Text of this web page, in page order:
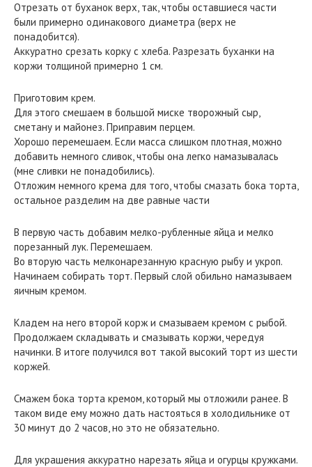
Отрезать от буханок верх, так, чтобы оставшиеся части
были примерно одинакового диаметра (верх не
понадобится).
Аккуратно срезать корку с хлеба. Разрезать буханки на
коржи толщиной примерно 1 см.
Приготовим крем.
Для этого смешаем в большой миске творожный сыр,
сметану и майонез. Приправим перцем.
Хорошо перемешаем. Если масса слишком плотная, можно
добавить немного сливок, чтобы она легко намазывалась
(мне сливки не понадобились).
Отложим немного крема для того, чтобы смазать бока торта,
остальное разделим на две равные части
В первую часть добавим мелко-рубленные яйца и мелко
порезанный лук. Перемешаем.
Во вторую часть мелконарезанную красную рыбу и укроп.
Начинаем собирать торт. Первый слой обильно намазываем
яичным кремом.
Кладем на него второй корж и смазываем кремом с рыбой.
Продолжаем складывать и смазывать коржи, чередуя
начинки. В итоге получился вот такой высокий торт из шести
коржей.
Смажем бока торта кремом, который мы отложили ранее. В
таком виде ему можно дать настояться в холодильнике от
30 минут до 2 часов, но это не обязательно.
Для украшения аккуратно нарезать яйца и огурцы кружками.